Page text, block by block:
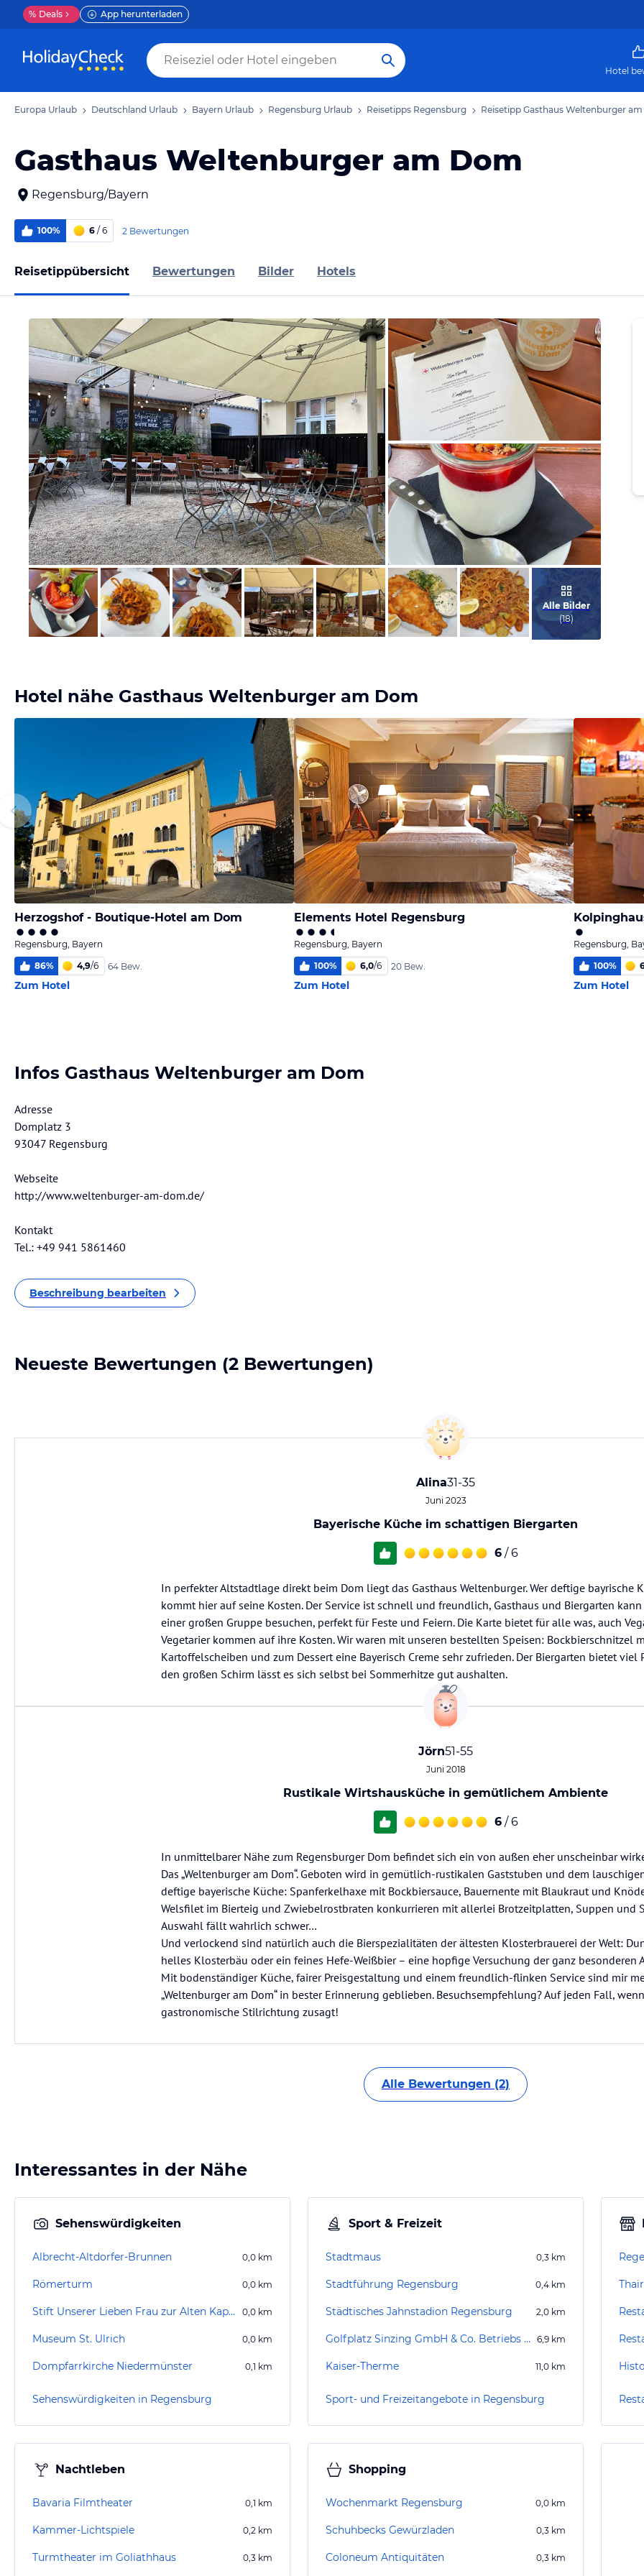
% Deals App herunterladen
Hotel
Europa Urlaub Deutschland Urlaub Bayern Urlaub Regensburg Urlaub Reisetipps Regensburg Reisetipp Gasthaus Weltenburger
Gasthaus Weltenburger am Dom
Regensburg/Bayern
100% 6 / 6 2 Bewertungen
Reisetippübersicht Bewertungen Bilder Hotels
Bild melden
von Alina
Bild melden
von Alina
Bild melden
von Alina
Alle Bilder
(18)
Hotel nähe Gasthaus Weltenburger am Dom
Herzogshof - Boutique-Hotel am Dom
Regensburg, Bayern
86% 4,9/6 64 Bew.
Zum Hotel
Elements Hotel Regensburg
Regensburg, Bayern
100% 6,0/6 20 Bew.
Zum Hotel
Regensburg,
100%
Zum Hotel
Infos Gasthaus Weltenburger am Dom
Adresse
Domplatz 3
93047 Regensburg
Webseite
http://www.weltenburger-am-dom.de/
Kontakt
Tel.: +49 941 5861460
Beschreibung bearbeiten
Neueste Bewertungen (2 Bewertungen)
Alina31-35
Juni 2023
Bayerische Küche im schattigen Biergarten
6 / 6
In perfekter Altstadtlage direkt beim Dom liegt das Gasthaus Weltenburger. Wer deftige bayrische
kommt hier auf seine Kosten. Der Service ist schnell und freundlich, Gasthaus und Biergarten
einer großen Gruppe besuchen, perfekt für Feste und Feiern. Die Karte bietet für alle was, auch
Vegetarier kommen auf ihre Kosten. Wir waren mit unseren bestellten Speisen: Bockbierschnitzel
Kartoffelscheiben und zum Dessert eine Bayerisch Creme sehr zufrieden. Der Biergarten bietet viel
den großen Schirm lässt es sich selbst bei Sommerhitze gut aushalten.
Jörn51-55
Juni 2018
Rustikale Wirtshausküche in gemütlichem Ambiente
6 / 6
In unmittelbarer Nähe zum Regensburger Dom befindet sich ein von außen eher unscheinbar
Das „Weltenburger am Dom“. Geboten wird in gemütlich-rustikalen Gaststuben und dem
deftige bayerische Küche: Spanferkelhaxe mit Bockbiersauce, Bauernente mit Blaukraut und
Welsfilet im Bierteig und Zwiebelrostbraten konkurrieren mit allerlei Brotzeitplatten, Suppen und
Auswahl fällt wahrlich schwer…
Und verlockend sind natürlich auch die Bierspezialitäten der ältesten Klosterbrauerei der Welt:
helles Klosterbäu oder ein feines Hefe-Weißbier – eine hopfige Versuchung der ganz besonderen
Mit bodenständiger Küche, fairer Preisgestaltung und einem freundlich-flinken Service sind mir
„Weltenburger am Dom“ in bester Erinnerung geblieben. Besuchsempfehlung? Auf jeden Fall,
gastronomische Stilrichtung zusagt!
Alle Bewertungen (2)
Interessantes in der Nähe
Sehenswürdigkeiten
Albrecht-Altdorfer-Brunnen 0,0 km
Römerturm 0,0 km
Stift Unserer Lieben Frau zur Alten Kapelle 0,0 km
Museum St. Ulrich 0,0 km
Dompfarrkirche Niedermünster 0,1 km
Sehenswürdigkeiten in Regensburg
Sport & Freizeit
Stadtmaus 0,3 km
Stadtführung Regensburg 0,4 km
Städtisches Jahnstadion Regensburg 2,0 km
Golfplatz Sinzing GmbH & Co. Betriebs KG 6,9 km
Kaiser-Therme 11,0 km
Sport- und Freizeitangebote in Regensburg
Nachtleben
Bavaria Filmtheater 0,1 km
Kammer-Lichtspiele 0,2 km
Turmtheater im Goliathhaus 0,3 km
Shopping
Wochenmarkt Regensburg 0,0 km
Schuhbecks Gewürzladen 0,3 km
Coloneum Antiquitäten 0,3 km